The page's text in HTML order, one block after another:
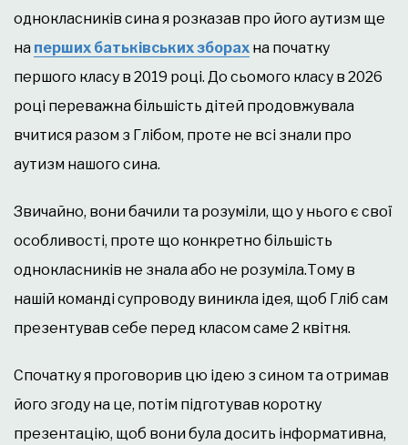
однокласників сина я розказав про його аутизм ще
на перших батьківських зборах на початку
першого класу в 2019 році. До сьомого класу в 2026
році переважна більшість дітей продовжувала
вчитися разом з Глібом, проте не всі знали про
аутизм нашого сина.
Звичайно, вони бачили та розуміли, що у нього є свої
особливості, проте що конкретно більшість
однокласників не знала або не розуміла.Тому в
нашій команді супроводу виникла ідея, щоб Гліб сам
презентував себе перед класом саме 2 квітня.
Спочатку я проговорив цю ідею з сином та отримав
його згоду на це, потім підготував коротку
презентацію, щоб вони була досить інформативна,